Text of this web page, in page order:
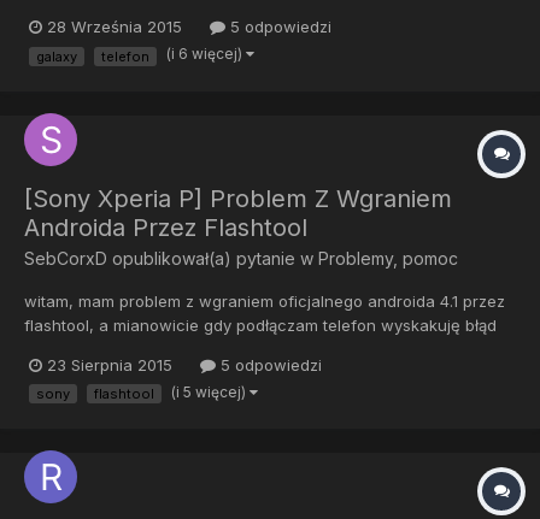
zrobioną przez TWRP telefon stoi na logo samsung galaxy S
plus, natomiast modol twrp recovery dziala normalnie -po zrobi...
28 Września 2015 5 odpowiedzi
galaxy telefon (i 6 więcej)
[Sony Xperia P] Problem Z Wgraniem
Androida Przez Flashtool
SebCorxD opublikował(a) pytanie w Problemy, pomoc
witam, mam problem z wgraniem oficjalnego androida 4.1 przez
flashtool, a mianowicie gdy podłączam telefon wyskakuję błąd
również innych wersji androida ale dalej ten sam błąd
wyskakuję, smartfon pracuję na androidzie 2.3.7, dodam taką
23 Sierpnia 2015 5 odpowiedzi
sony flashtool (i 5 więcej)